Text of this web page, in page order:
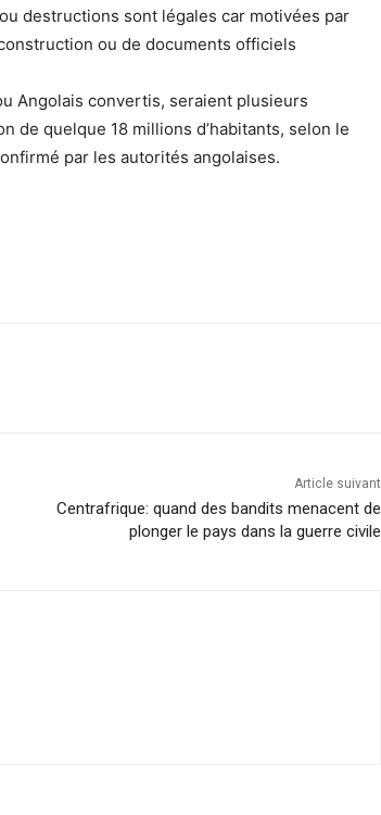
destructions sont légales car motivées par
ou de documents officiels
Angolais convertis, seraient plusieurs
de quelque 18 millions d’habitants, selon le
par les autorités angolaises.
Article suivant
Centrafrique: quand des bandits menacent de
plonger le pays dans la guerre civile